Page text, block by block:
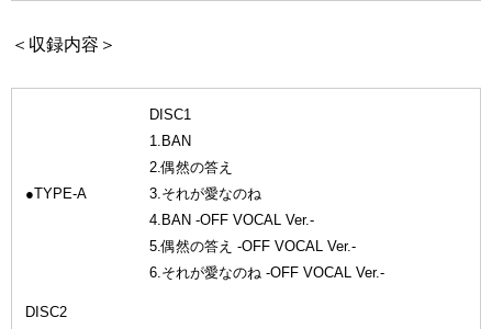
＜収録内容＞
●TYPE-A
DISC1
1.BAN
2.偶然の答え
3.それが愛なのね
4.BAN -OFF VOCAL Ver.-
5.偶然の答え -OFF VOCAL Ver.-
6.それが愛なのね -OFF VOCAL Ver.-
DISC2